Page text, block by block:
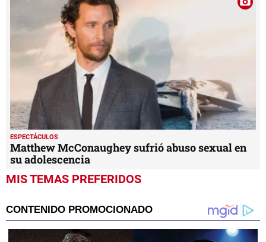
ESPECTÁCULOS
Matthew McConaughey sufrió abuso sexual en
su adolescencia
MIS TEMAS PREFERIDOS